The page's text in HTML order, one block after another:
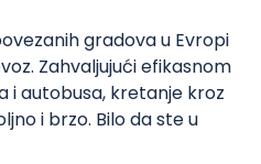
gradova u Evropi
Zahvaljujući efikasnom
i autobusa, kretanje kroz
i brzo. Bilo da ste u